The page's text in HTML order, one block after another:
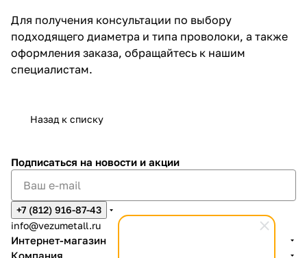
Для получения консультации по выбору
подходящего диаметра и типа проволоки, а также
оформления заказа, обращайтесь к нашим
специалистам.
Назад к списку
Подписаться на новости и акции
+7 (812) 916-87-43
info@vezumetall.ru
Интернет-магазин
Компания